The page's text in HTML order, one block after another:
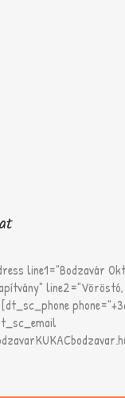
line1="Bodzavár